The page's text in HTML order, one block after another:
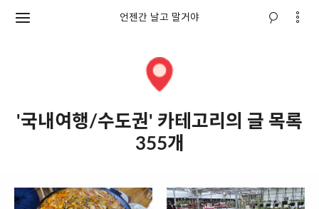
언젠간 날고 말거야
'국내여행/수도권' 카테고리의 글 목록
355개